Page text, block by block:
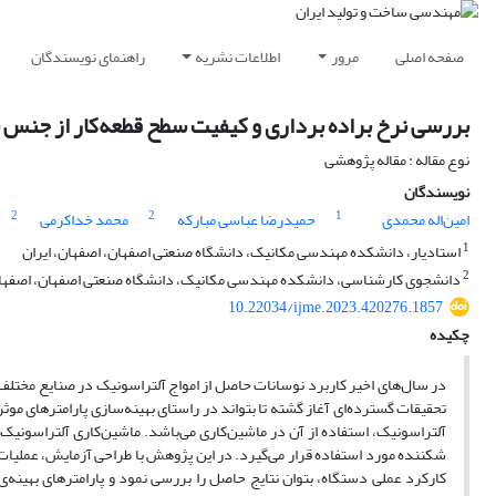
صفحه اصلی مرور اطلاعات نشریه راهنمای نویسندگان
بررسی نرخ براده برداری و کیفیت سطح قطعه‌کار از
نوع مقاله : مقاله پژوهشی
نویسندگان
امین‌اله محمدی
1 حمیدرضا عباسی مبارکه 2 محمد خداکرمی
2
1استادیار، دانشکده مهندسی مکانیک، دانشگاه صنعتی اصفهان، اصفهان، ایران
2دانشجوی کارشناسی، دانشکده مهندسی مکانیک، دانشگاه صنعتی اصفهان،
10.22034/ijme.2023.420276.1857
چکیده
در سال‌های اخیر کاربرد نوسانات حاصل از امواج آلتراسونیک در صنایع
تحقیقات گسترده‌ای آغاز گشته تا بتواند در راستای بهینه‌سازی پارامترهای
آلتراسونیک، استفاده از آن در ماشین‌کاری می‌باشد. ماشین‌کاری
شکننده مورد استفاده قرار می‌گیرد. در این پژوهش با طراحی آزمایش،
کارکرد عملی دستگاه، بتوان نتایج حاصل را بررسی نمود و پارامترهای